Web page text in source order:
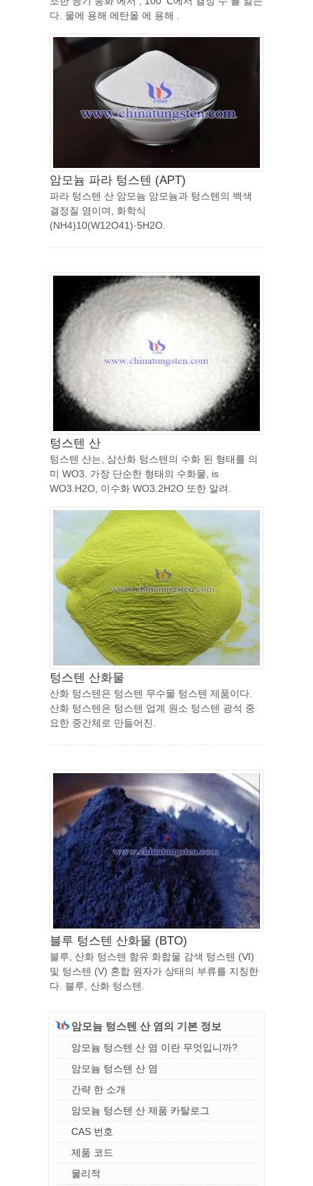
다. 물에 용해 에탄올 에 용해 .
암모늄 파라 텅스텐 (APT)
파라 텅스텐 산 암모늄 암모늄과 텅스텐의 백색
결정질 염이며, 화학식
(NH4)10(W12O41)·5H2O.
텅스텐 산
텅스텐 산는, 삼산화 텅스텐의 수화 된 형태를 의
미 WO3. 가장 단순한 형태의 수화물, is
WO3.H2O, 이수화 WO3.2H2O 또한 알려.
텅스텐 산화물
산화 텅스텐은 텅스텐 무수물 텅스텐 제품이다.
산화 텅스텐은 텅스텐 업계 원소 텅스텐 광석 중
요한 중간체로 만들어진.
블루 텅스텐 산화물 (BTO)
블루, 산화 텅스텐 함유 화합물 감색 텅스텐 (Ⅵ)
및 텅스텐 (V) 혼합 원자가 상태의 부류를 지칭한
다. 블루, 산화 텅스텐.
암모늄 텅스텐 산 염의 기본 정보
암모늄 텅스텐 산 염 이란 무엇입니까?
암모늄 텅스텐 산 염
간략 한 소개
암모늄 텅스텐 산 제품 카탈로그
CAS 번호
제품 코드
물리적